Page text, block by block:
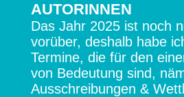
AUTORINNEN
Das Jahr 2025 ist noch
vorüber, deshalb habe
Termine, die für den
von Bedeutung sind,
Ausschreibungen &